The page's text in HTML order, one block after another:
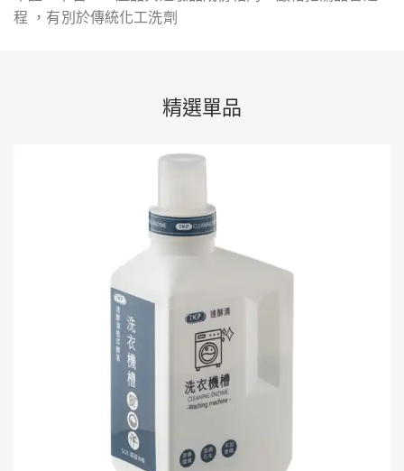
程 ，有別於傳統化工洗劑
精選單品